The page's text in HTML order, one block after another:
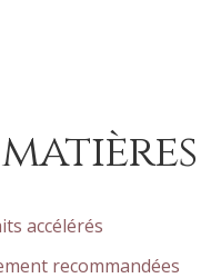
accélérés
recommandées